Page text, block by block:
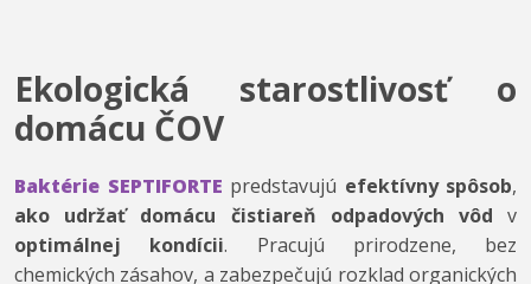
Ekologická starostlivosť o
domácu ČOV
Baktérie SEPTIFORTE predstavujú efektívny spôsob,
ako udržať domácu čistiareň odpadových vôd v
optimálnej kondícii. Pracujú prirodzene, bez
chemických zásahov, a zabezpečujú rozklad organických